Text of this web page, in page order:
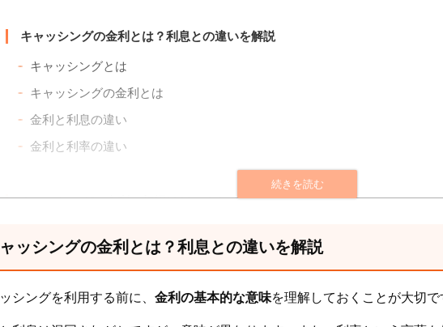
キャッシングの金利とは？利息との違いを解説
キャッシングとは
キャッシングの金利とは
金利と利息の違い
金利と利率の違い
キャッシングの金利の相場はどのくらい？
カードローンの金利の相場
ッシングの金利とは？利息との違いを解説
シングを利用する前に、 金利の基本的な意味を理解しておくことが大切で